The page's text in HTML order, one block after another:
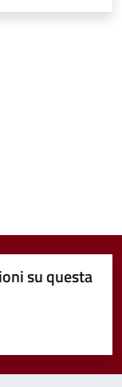
su questa